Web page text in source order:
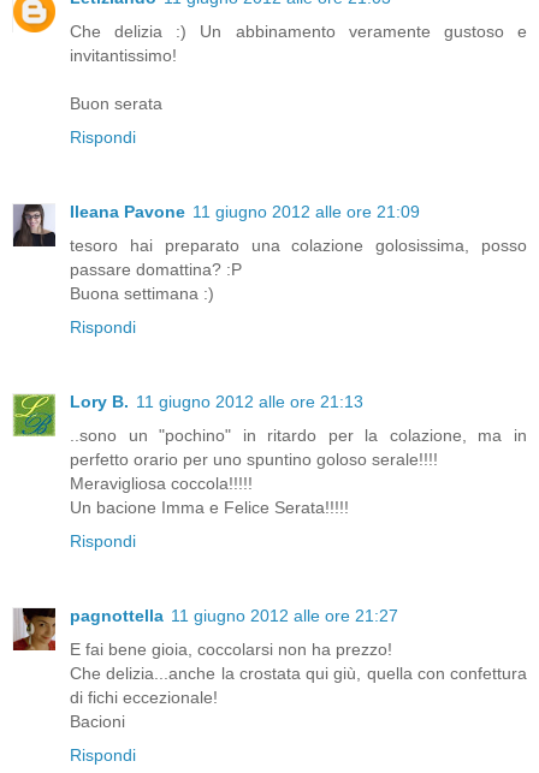
Che delizia :) Un abbinamento veramente gustoso e
invitantissimo!
Buon serata
Rispondi
Ileana Pavone 11 giugno 2012 alle ore 21:09
tesoro hai preparato una colazione golosissima, posso
passare domattina? :P
Buona settimana :)
Rispondi
Lory B. 11 giugno 2012 alle ore 21:13
..sono un "pochino" in ritardo per la colazione, ma in
perfetto orario per uno spuntino goloso serale!!!!
Meravigliosa coccola!!!!!
Un bacione Imma e Felice Serata!!!!!
Rispondi
pagnottella 11 giugno 2012 alle ore 21:27
E fai bene gioia, coccolarsi non ha prezzo!
Che delizia...anche la crostata qui giù, quella con confettura
di fichi eccezionale!
Bacioni
Rispondi